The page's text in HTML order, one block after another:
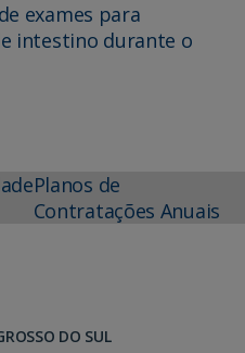
exames para
intestino durante o
Planos de
Contratações Anuais
DO SUL